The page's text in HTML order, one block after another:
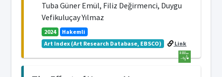
Tuba Güner Emül, Filiz Değirmenci, Duygu
Vefikuluçay Yılmaz
2024
Hakemli
Art Index (Art Research Database, EBSCO)
Link